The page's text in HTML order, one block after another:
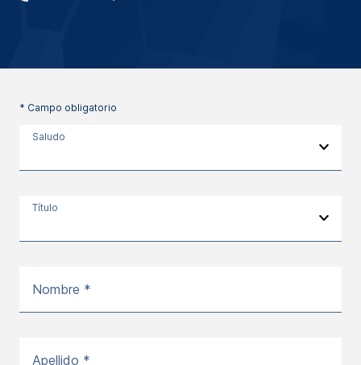
* Campo obligatorio
Saludo
Título
Nombre *
Apellido *